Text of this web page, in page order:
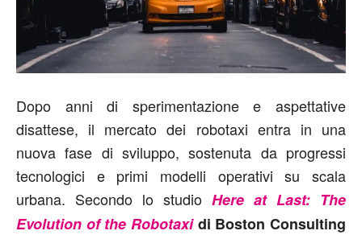
Dopo anni di sperimentazione e aspettative
disattese, il mercato dei robotaxi entra in una
nuova fase di sviluppo, sostenuta da progressi
tecnologici e primi modelli operativi su scala
urbana. Secondo lo studio Here at Last: The
Evolution of the Robotaxidi Boston Consulting